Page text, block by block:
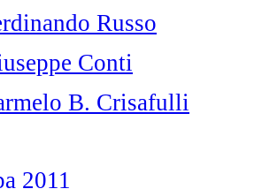
Russo
Conti
B. Crisafulli
2011